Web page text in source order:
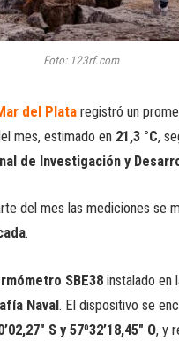
Foto: 123rf.com
del Plata registró un
mes, estimado en 21,3 °C,
de Investigación y
del mes las mediciones se
.
SBE38 instalado en
Naval. El dispositivo se
S y 57º32’18,45″ O, y